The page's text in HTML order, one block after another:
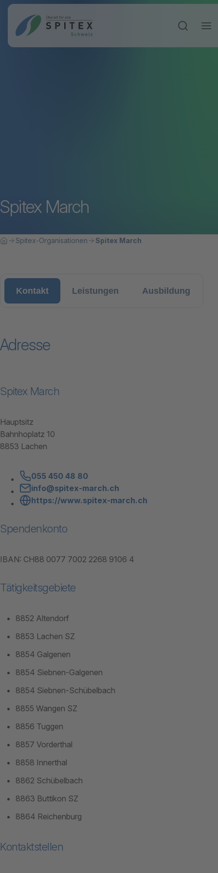
Spitex March
Breadcrumbnavigation
Sie befinden sich hier:
HomeSpitex-Organisationen Spitex March
Kontakt Leistungen Ausbildung
Adresse
Spitex March
Hauptsitz
Bahnhoplatz 10
8853 Lachen
055 450 48 80
info@spitex-march.ch
https://www.spitex-march.ch
Spendenkonto
IBAN: CH88 0077 7002 2268 9106 4
Tätigkeitsgebiete
8852 Altendorf
8853 Lachen SZ
8854 Galgenen
8854 Siebnen-Galgenen
8854 Siebnen-Schübelbach
8855 Wangen SZ
8856 Tuggen
8857 Vorderthal
8858 Innerthal
8862 Schübelbach
8863 Buttikon SZ
8864 Reichenburg
Kontaktstellen